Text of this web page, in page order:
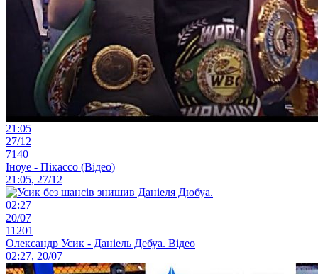
21:05
27/12
7140
Іноуе - Пікассо (Відео)
21:05, 27/12
02:27
20/07
11201
Олександр Усик - Даніель Дебуа. Відео
02:27, 20/07